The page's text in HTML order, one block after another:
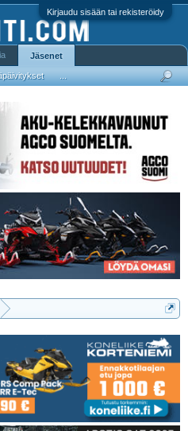
Kirjaudu sisään tai rekisteröidy
Jäsenet